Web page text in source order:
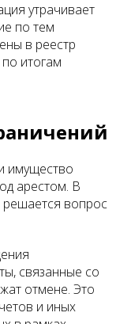
утрачивает
по тем
в реестр
итогам
имущество
арестом. В
вопрос
связанные со
отмене. Это
и иных